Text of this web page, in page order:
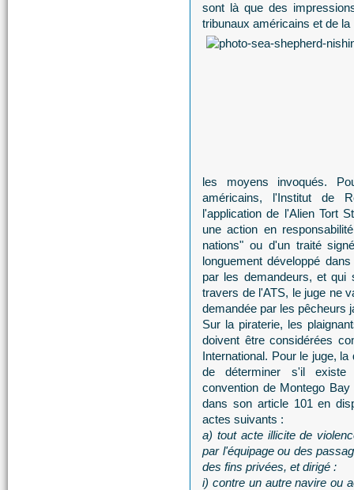
sont là que des
tribunaux américains et de
les moyens invoqués.
américains, l'Institut de
l'application de l'Alien Tort
une action en
nations" ou d'un traité
longuement développé
par les demandeurs, et qui
travers de l'ATS, le juge ne
demandée par les pêcheurs
Sur la piraterie, les
doivent être considérées
International. Pour le juge,
de déterminer s'il existe
convention de Montego
dans son article 101 en
actes suivants :
a) tout acte illicite de
par l'équipage ou des
des fins privées, et dirigé :
i) contre un autre navire ou